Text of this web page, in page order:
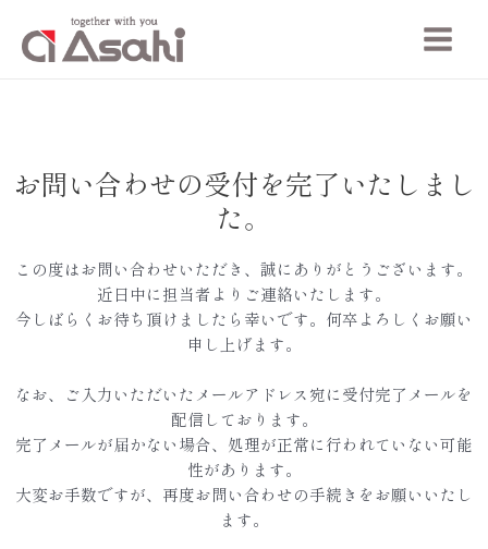
お問い合わせの受付を完了いたしまし
た。
この度はお問い合わせいただき、誠にありがとうございます。
近日中に担当者よりご連絡いたします。
今しばらくお待ち頂けましたら幸いです。何卒よろしくお願い
申し上げます。
なお、ご入力いただいたメールアドレス宛に受付完了メールを
配信しております。
完了メールが届かない場合、処理が正常に行われていない可能
性があります。
大変お手数ですが、再度お問い合わせの手続きをお願いいたし
ます。